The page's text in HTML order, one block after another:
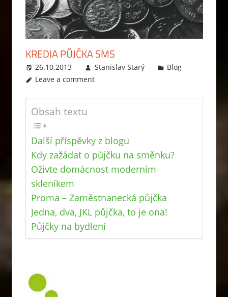
KREDIA PŮJČKA SMS
26.10.2013 Stanislav Starý
Blog
Leave a comment
Obsah textu
Další příspěvky z blogu
Kdy zažádat o půjčku na směnku?
Oživte domácnost moderním
skleníkem
Proma – Zaměstnanecká půjčka
Jedna, dva, JKL půjčka, to je ona!
Půjčky na bydlení